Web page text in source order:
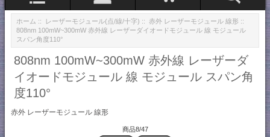
ホーム :: レーザーモジュール(点/線/十字) :: 赤外 レーザーモジュール 線形 ::
808nm 100mW~300mW 赤外線 レーザーダイオードモジュール 線 モジュール
スパン角度110°
808nm 100mW~300mW 赤外線 レーザーダ
イオードモジュール 線 モジュール スパン角
度110°
赤外 レーザーモジュール 線形
商品8/47